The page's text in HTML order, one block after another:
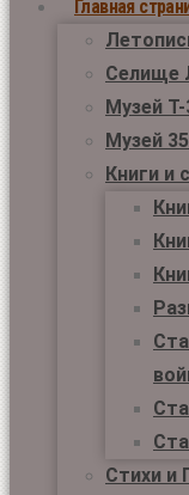
Главная
Селище
Музей Т-
Музей
Книги и
Стихи и